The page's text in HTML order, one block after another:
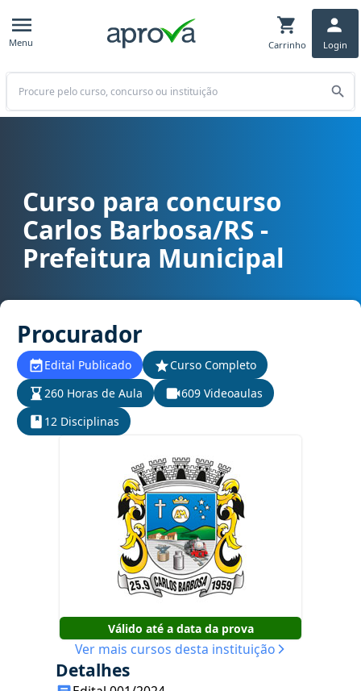
Menu Carrinho Login
Buscar
Curso para concurso Carlos Barbosa/RS - Prefeitura Municipal
Curso para concurso
Carlos Barbosa/RS -
Prefeitura Municipal
Procurador
Edital Publicado
Curso Completo
260 Horas de Aula
609 Videoaulas
12 Disciplinas
Válido até a data da prova
Ver mais cursos desta instituição
Detalhes